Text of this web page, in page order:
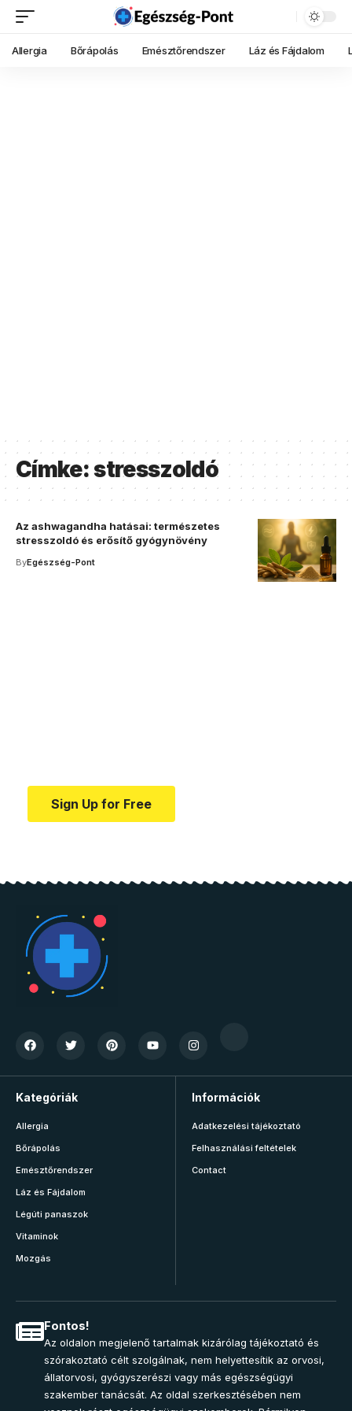
Allergia Bőrápolás Emésztőrendszer Láz és Fájdalom
Címke:stresszoldó
Az ashwagandha hatásai: természetes
stresszoldó és erősítő gyógynövény
ByEgészség-Pont
Sign Up for Free
Kategóriák
Allergia
Bőrápolás
Emésztőrendszer
Láz és Fájdalom
Légúti panaszok
Vitaminok
Mozgás
Információk
Adatkezelési tájékoztató
Felhasználási feltételek
Contact
Fontos!
Az oldalon megjelenő tartalmak kizárólag tájékoztató és
szórakoztató célt szolgálnak, nem helyettesítik az orvosi,
állatorvosi, gyógyszerészi vagy más egészségügyi
szakember tanácsát. Az oldal szerkesztésében nem